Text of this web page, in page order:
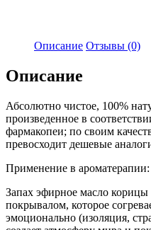
Описание Отзывы (0)
Описание
Абсолютно чистое, 100%
произведенное в
фармакопеи; по своим
превосходит дешевые
Применение в ароматерапии:
Запах эфирное масло
покрывалом, которое
эмоционально (изоляция,